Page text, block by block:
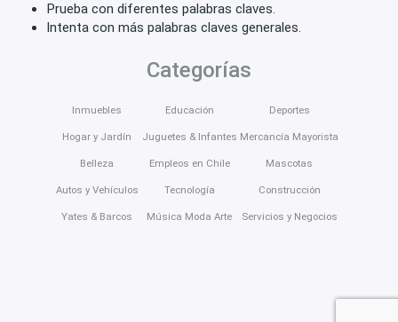
Prueba con diferentes palabras claves.
Intenta con más palabras claves generales.
Categorías
Inmuebles
Hogar y Jardín
Belleza
Autos y Vehículos
Yates & Barcos
Educación
Juguetes & Infantes
Empleos en Chile
Tecnología
Música Moda Arte
Deportes
Mercancía Mayorista
Mascotas
Construcción
Servicios y Negocios